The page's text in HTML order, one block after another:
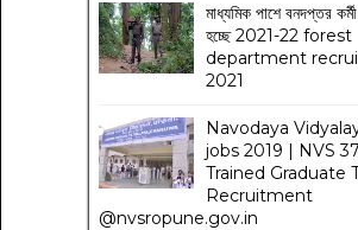
মাধ্যমিক পাশে বনদপ্তর
হচ্ছে 2021-22 forest
department
2021
Navodaya
jobs 2019 | NVS
Trained Graduate
Recruitment
@nvsropune.gov.in